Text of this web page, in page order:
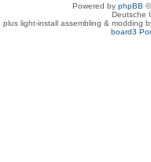
Powered by phpBB
Deutsche
plus light-install assembling & modding
board3